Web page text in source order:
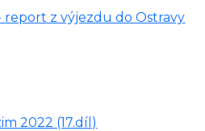
z výjezdu do Ostravy
2022 (17.díl)